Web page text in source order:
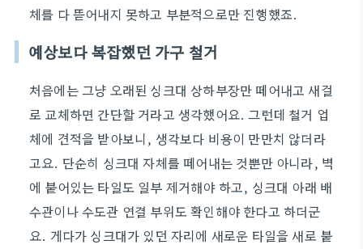
체를 다 뜯어내지 못하고 부분적으로만 진행했죠.
예상보다 복잡했던 가구 철거
처음에는 그냥 오래된 싱크대 상하부장만 떼어내고 새걸
로 교체하면 간단할 거라고 생각했어요. 그런데 철거 업
체에 견적을 받아보니, 생각보다 비용이 만만치 않더라
고요. 단순히 싱크대 자체를 떼어내는 것뿐만 아니라, 벽
에 붙어있는 타일도 일부 제거해야 하고, 싱크대 아래 배
수관이나 수도관 연결 부위도 확인해야 한다고 하더군
요. 게다가 싱크대가 있던 자리에 새로운 타일을 새로 붙